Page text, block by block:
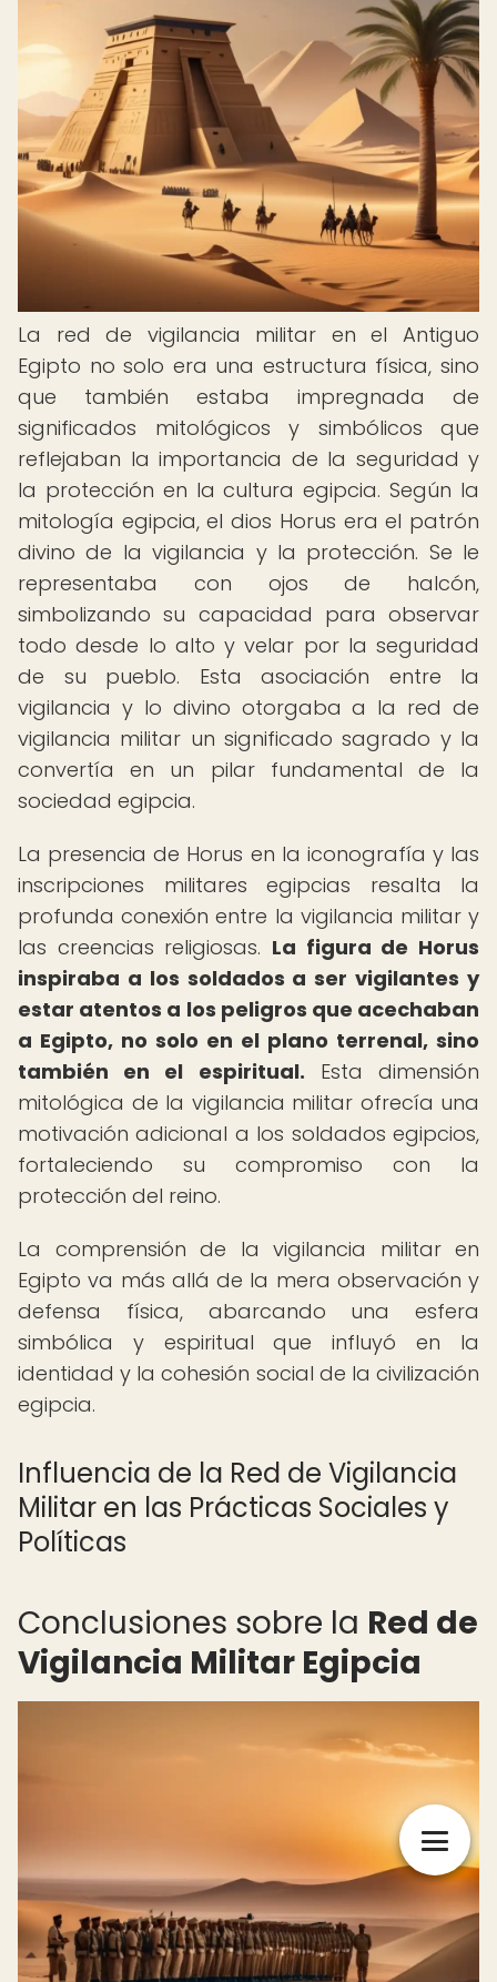
La red de vigilancia militar en el Antiguo
Egipto no solo era una estructura física, sino
que también estaba impregnada de
significados mitológicos y simbólicos que
reflejaban la importancia de la seguridad y
la protección en la cultura egipcia. Según la
mitología egipcia, el dios Horus era el patrón
divino de la vigilancia y la protección. Se le
representaba con ojos de halcón,
simbolizando su capacidad para observar
todo desde lo alto y velar por la seguridad
de su pueblo. Esta asociación entre la
vigilancia y lo divino otorgaba a la red de
vigilancia militar un significado sagrado y la
convertía en un pilar fundamental de la
sociedad egipcia.
La presencia de Horus en la iconografía y las
inscripciones militares egipcias resalta la
profunda conexión entre la vigilancia militar y
las creencias religiosas. La figura de Horus
inspiraba a los soldados a ser vigilantes y
estar atentos a los peligros que acechaban
a Egipto, no solo en el plano terrenal, sino
también en el espiritual. Esta dimensión
mitológica de la vigilancia militar ofrecía una
motivación adicional a los soldados egipcios,
fortaleciendo su compromiso con la
protección del reino.
La comprensión de la vigilancia militar en
Egipto va más allá de la mera observación y
defensa física, abarcando una esfera
simbólica y espiritual que influyó en la
identidad y la cohesión social de la civilización
egipcia.
Influencia de la Red de Vigilancia
Militar en las Prácticas Sociales y
Políticas
Conclusiones sobre la Red de
Vigilancia Militar Egipcia